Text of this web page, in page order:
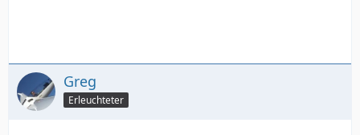
Greg
Erleuchteter